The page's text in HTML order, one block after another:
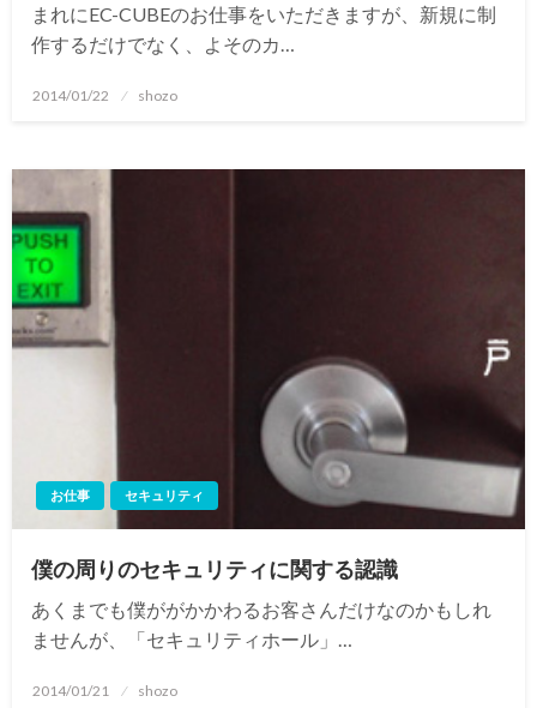
まれにEC-CUBEのお仕事をいただきますが、新規に制
作するだけでなく、よそのカ…
投
2014/01/22 shozo
お仕事 セキュリティ
僕の周りのセキュリティに関する認識
あくまでも僕ががかかわるお客さんだけなのかもしれ
ませんが、「セキュリティホール」…
投
2014/01/21 shozo